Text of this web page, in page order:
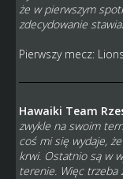
że w pierwszym
zdecydowanie
Pierwszy mecz:
Hawaiki Team
zwykle na swoim
coś mi się wydaje,
krwi. Ostatnio są w
terenie. Więc